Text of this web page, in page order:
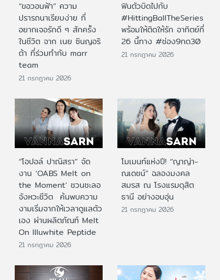
“ขอวอนฟ้า” ความ
ปรารถนาเรียบง่าย ที่
อยากเจอรักดี ๆ สักครั้ง
ในชีวิต จาก เนย ซินญอริ
ต้า ที่ร่วมทำกับ marr
team
21 กรกฎาคม 2026
ฟินตัวบิดไปกับ
#HittingBallTheSeries
พร้อมให้ติดให้รัก อาทิตย์ที่
26 นี้ทาง #ช่อง9กด30
21 กรกฎาคม 2026
“โอปอล์ ปาณิสรา” จัด
งาน ‘OABS Melt on
the Moment’ ชวนชะลอ
จังหวะชีวิต ค้นพบความ
งามเริ่มจากให้เวลาดูแลตัว
เอง ผ่านผลิตภัณฑ์ Melt
On Illuwhite Peptide
21 กรกฎาคม 2026
โมเมนท์แห่งปี! “ญาญ่า-
ณเดชน์” ฉลองมงคล
สมรส ณ โรงแรมดุสิต
ธานี อย่างอบอุ่น
21 กรกฎาคม 2026